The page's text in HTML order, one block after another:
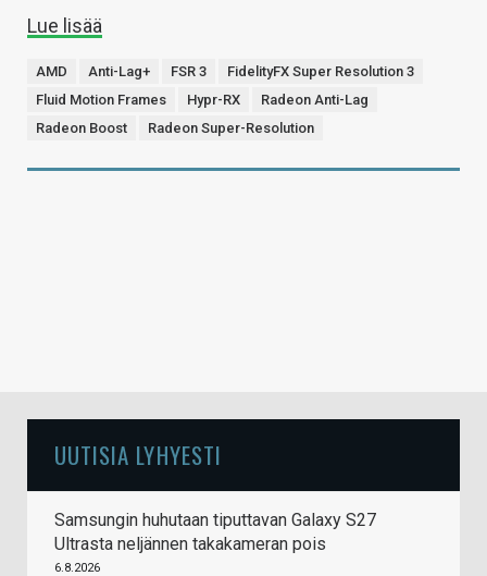
Lue lisää
AMD Anti-Lag+ FSR 3
FidelityFX Super Resolution 3
Fluid Motion Frames
Hypr-RX
Radeon Anti-Lag
Radeon Boost
Radeon Super-Resolution
UUTISIA LYHYESTI
Samsungin huhutaan tiputtavan Galaxy S27
Ultrasta neljännen takakameran pois
6.8.2026